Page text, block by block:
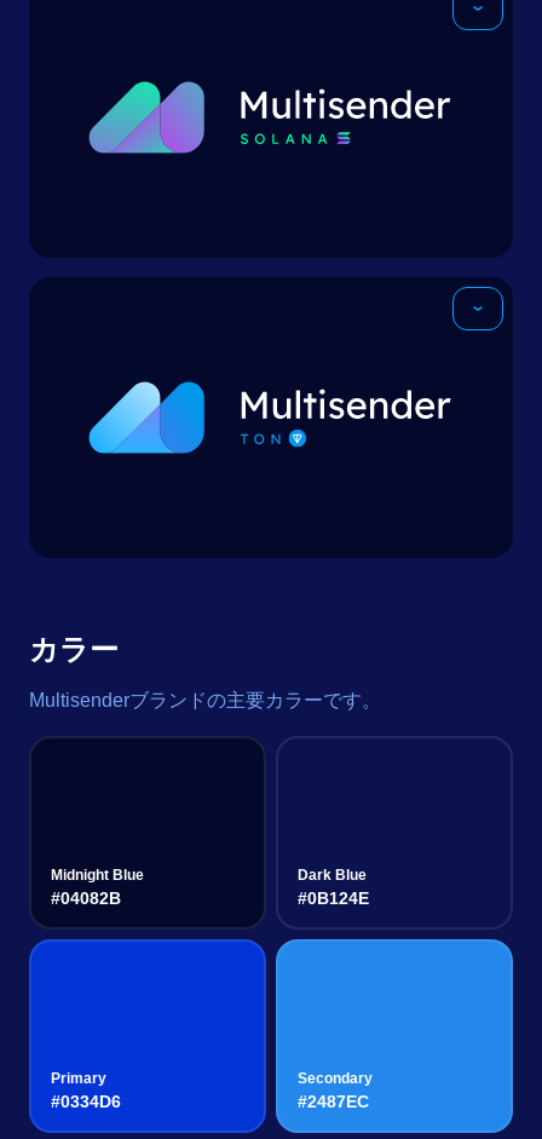
カラー
Multisenderブランドの主要カラーです。
Midnight Blue
#04082B
Dark Blue
#0B124E
Primary
#0334D6
Secondary
#2487EC